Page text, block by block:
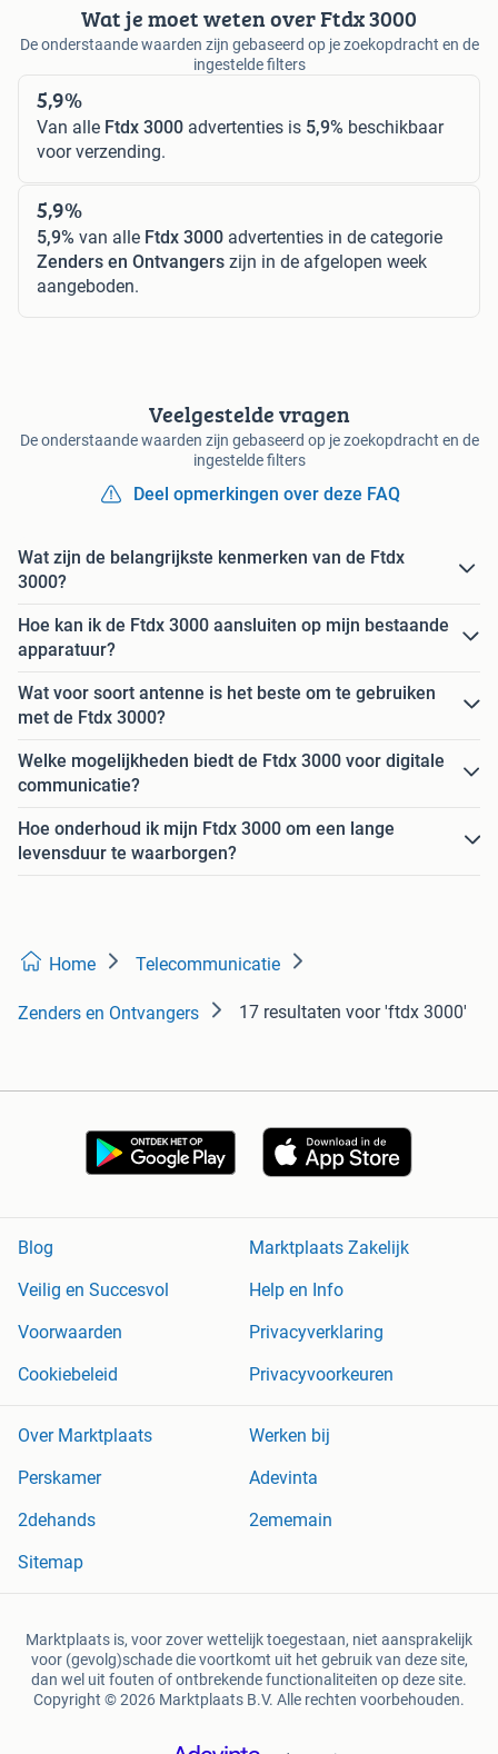
Wat je moet weten over Ftdx 3000
De onderstaande waarden zijn gebaseerd op je zoekopdracht en de
ingestelde filters
5,9%
Van alle Ftdx 3000 advertenties is 5,9% beschikbaar
voor verzending.
5,9%
5,9% van alle Ftdx 3000 advertenties in de categorie
Zenders en Ontvangers zijn in de afgelopen week
aangeboden.
Veelgestelde vragen
De onderstaande waarden zijn gebaseerd op je zoekopdracht en de
ingestelde filters
Deel opmerkingen over deze FAQ
Wat zijn de belangrijkste kenmerken van de Ftdx
3000?
Hoe kan ik de Ftdx 3000 aansluiten op mijn bestaande
apparatuur?
Wat voor soort antenne is het beste om te gebruiken
met de Ftdx 3000?
Welke mogelijkheden biedt de Ftdx 3000 voor digitale
communicatie?
Hoe onderhoud ik mijn Ftdx 3000 om een lange
levensduur te waarborgen?
Home Telecommunicatie
Zenders en Ontvangers 17 resultaten voor 'ftdx 3000'
Blog
Marktplaats Zakelijk
Veilig en Succesvol
Help en Info
Voorwaarden
Privacyverklaring
Cookiebeleid
Privacyvoorkeuren
Over Marktplaats
Werken bij
Perskamer
Adevinta
2dehands
2ememain
Sitemap
Marktplaats is, voor zover wettelijk toegestaan, niet aansprakelijk
voor (gevolg)schade die voortkomt uit het gebruik van deze site,
dan wel uit fouten of ontbrekende functionaliteiten op deze site.
Copyright © 2026 Marktplaats B.V. Alle rechten voorbehouden.